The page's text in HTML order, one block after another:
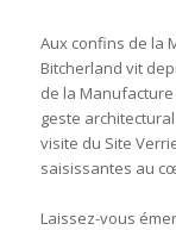
Aux confins de la
Bitcherland vit
de la Manufacture
geste
visite du Site
saisissantes au
Laissez-vous